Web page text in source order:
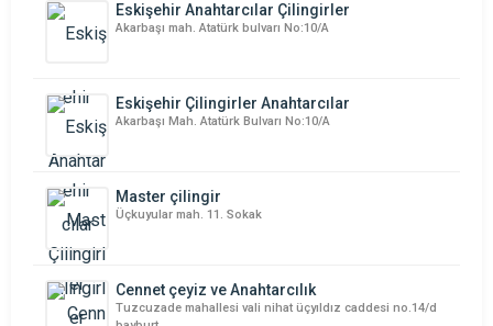
Eskişehir Anahtarcılar Çilingirler
Akarbaşı mah. Atatürk bulvarı No:10/A
Eskişehir Çilingirler Anahtarcılar
Akarbaşı Mah. Atatürk Bulvarı No:10/A
Master çilingir
Üçkuyular mah. 11. Sokak
Cennet çeyiz ve Anahtarcılık
Tuzcuzade mahallesi vali nihat üçyıldız caddesi no.14/d